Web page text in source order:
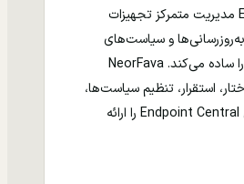
Endpoint Central مدیریت متمرکز تجهیزات
به‌روزرسانی‌ها و سیاست‌های
امنیتی Endpoint را ساده می‌کند. NeorFava
استقرار، تنظیم سیاست‌ها،
آموزش و پشتیبانی Endpoint Central را ارائه